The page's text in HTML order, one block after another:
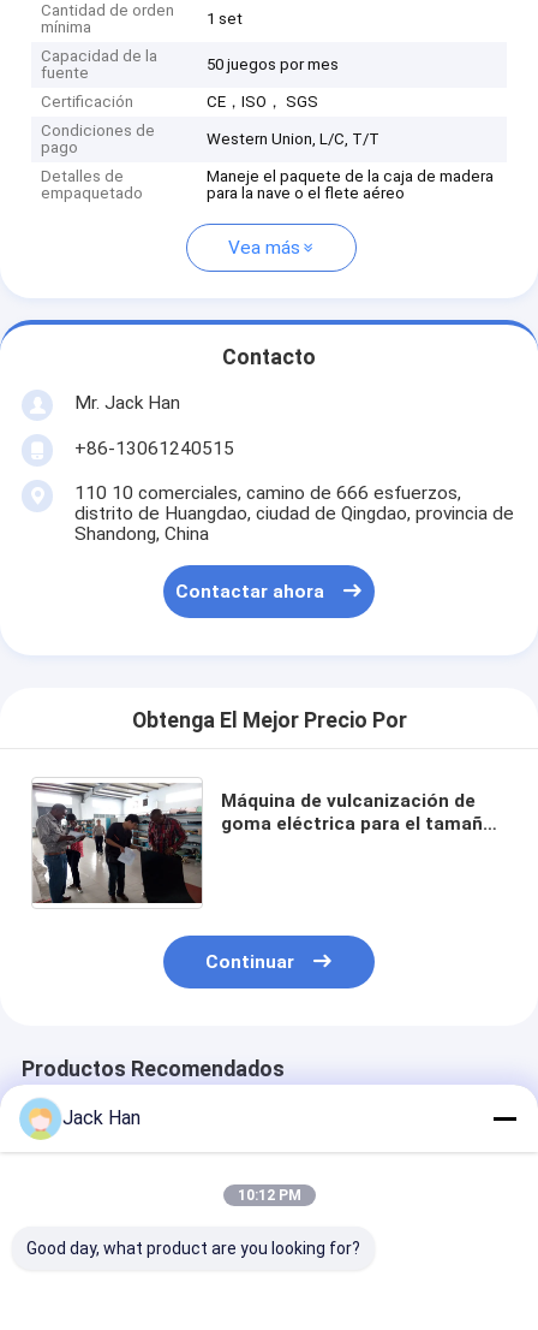
Cantidad de orden
mínima
1 set
Capacidad de la
fuente
50 juegos por mes
Certificación
CE，ISO， SGS
Condiciones de
pago
Western Union, L/C, T/T
Detalles de
empaquetado
Maneje el paquete de la caja de madera
para la nave o el flete aéreo
Vea más
Contacto
Mr. Jack Han
+86-13061240515
110 10 comerciales, camino de 666 esfuerzos,
distrito de Huangdao, ciudad de Qingdao, provincia de
Shandong, China
Contactar ahora
Obtenga El Mejor Precio Por
Máquina de vulcanización de
goma eléctrica para el tamaño
Continuar
Productos Recomendados
Jack Han
10:12 PM
Good day, what product are you looking for?